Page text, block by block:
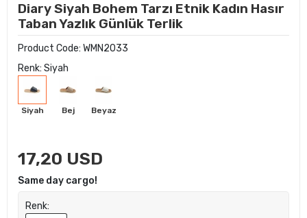
Diary Siyah Bohem Tarzı Etnik Kadın Hasır
Taban Yazlık Günlük Terlik
Product Code: WMN2033
Renk: Siyah
Siyah Bej Beyaz
17,20 USD
Same day cargo!
Renk: